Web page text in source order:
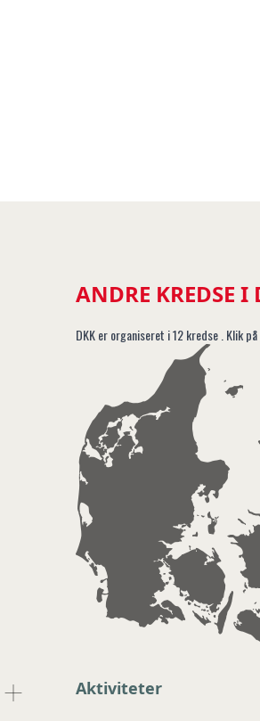
ANDRE KREDSE I
DKK er organiseret i 12 kredse . Klik
Aktiviteter